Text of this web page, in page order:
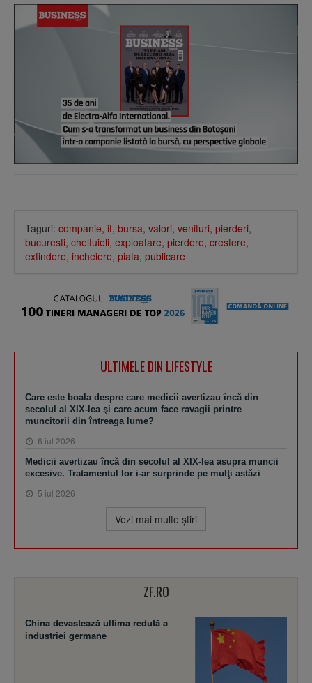
Taguri: companie, it, bursa, valori, venituri, pierderi,
bucuresti, cheltuieli, exploatare, pierdere, crestere,
extindere, incheiere, piata, publicare
ULTIMELE DIN LIFESTYLE
Care este boala despre care medicii avertizau încă din
secolul al XIX-lea şi care acum face ravagii printre
muncitorii din întreaga lume?
6 iul 2026
Medicii avertizau încă din secolul al XIX-lea asupra muncii
excesive. Tratamentul lor i-ar surprinde pe mulţi astăzi
5 iul 2026
Vezi mai multe ştiri
ZF.RO
China devastează ultima redută a
industriei germane